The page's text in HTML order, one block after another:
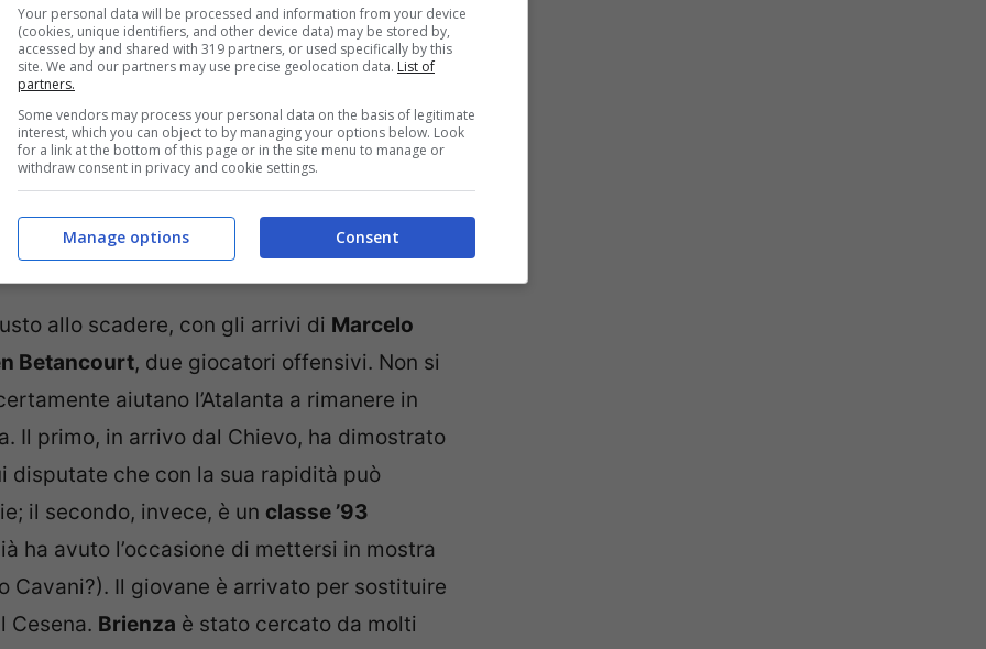
allo scadere, con gli arrivi di Marcelo
Betancourt, due giocatori offensivi. Non si
aiutano l’Atalanta a rimanere in
Il primo, in arrivo dal Chievo, ha dimostrato
disputate che con la sua rapidità può
il secondo, invece, è un classe ’93
ha avuto l’occasione di mettersi in mostra
Cavani?). Il giovane è arrivato per sostituire
Cesena. Brienza è stato cercato da molti
Your personal data will be processed and information from your device
(cookies, unique identifiers, and other device data) may be stored by,
accessed by and shared with 319 partners, or used specifically by this
site. We and our partners may use precise geolocation data. List of
partners.
Some vendors may process your personal data on the basis of legitimate
interest, which you can object to by managing your options below. Look
for a link at the bottom of this page or in the site menu to manage or
withdraw consent in privacy and cookie settings.
Consent
Manage options